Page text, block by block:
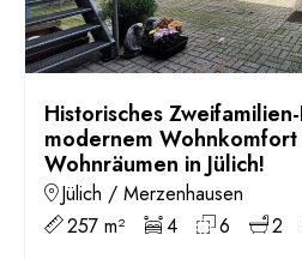
Historisches
modernem
Wohnräumen in Jülich!
Jülich / Merzenhausen
257 m²
4 6 2